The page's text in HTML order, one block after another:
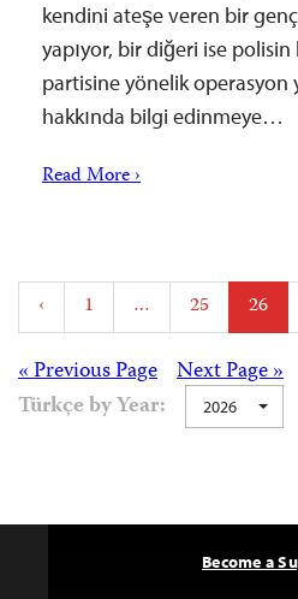
kendini ateşe veren bir
yapıyor, bir diğeri ise polisin
partisine yönelik operasyon
hakkında bilgi edinmeye…
Read More ›
Posts
pagination
‹ 1 … 25 26
Posts
navigation
Next Page »
« Previous Page
Türkçe by Year:
2026
Become a